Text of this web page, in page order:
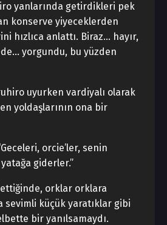
yanlarında getirdikleri pek
konserve yiyeceklerden
hızlıca anlattı. Biraz… hayır,
yorgundu, bu yüzden
uyurken vardiyalı olarak
yoldaşlarının ona bir
orcie’ler, senin
giderler.”
orklar orklara
sevimli küçük yaratıklar gibi
bir yanılsamaydı.